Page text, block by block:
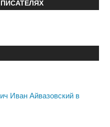
Иван Айвазовский в